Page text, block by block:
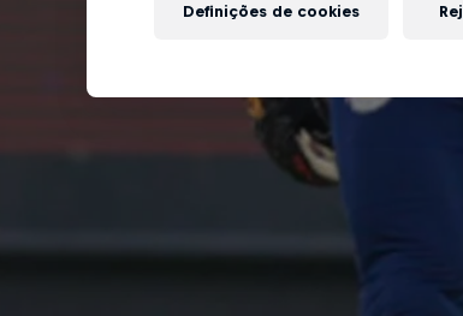
Definições de cookies